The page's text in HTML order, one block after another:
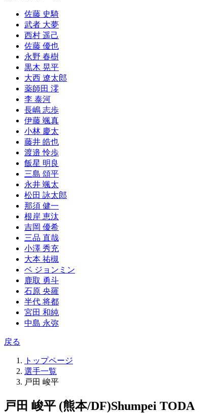
佐藤 史騎
武者 大夢
西村 遥己
佐藤 優也
永野 春樹
黒木 晃平
大西 遼太郎
薬師田 澪
李 泰河
長嶋 志歩
伊藤 颯真
小林 慶太
藤井 皓也
渡邉 怜歩
飯星 明良
三島 頌平
永井 颯太
松田 詠太郎
那須 健一
根岸 恵汰
吉岡 優希
三品 直哉
小澤 秀充
大本 祐槻
ベ ジョンミン
鹿取 勇斗
石原 央羅
半代 将都
宮田 和純
中島 永弥
戻る
トップページ
選手一覧
戸田 峻平
戸田 峻平 (熊本/DF)Shumpei TODA